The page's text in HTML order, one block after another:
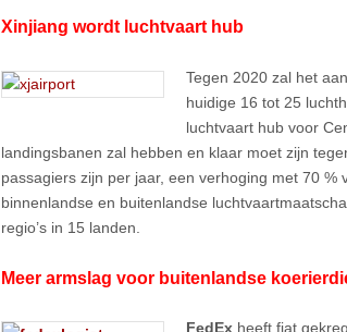
Xinjiang wordt luchtvaart hub
Tegen 2020 zal het
huidige 16 tot 25
luchtvaart hub voor
landingsbanen zal hebben en klaar moet zijn
passagiers zijn per jaar, een verhoging met 70
binnenlandse en buitenlandse
regio’s in 15 landen.
Meer armslag voor buitenlandse
FedEx heeft fiat